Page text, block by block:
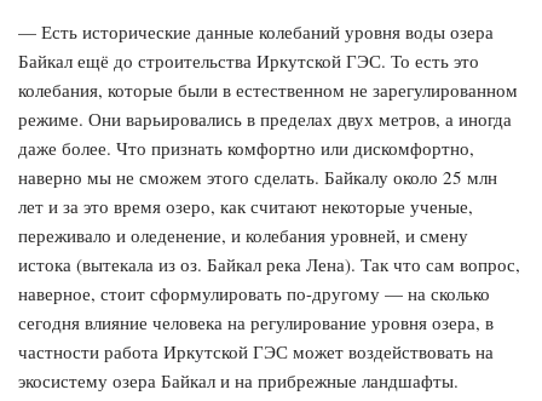
— Есть исторические данные колебаний уровня воды озера
Байкал ещё до строительства Иркутской ГЭС. То есть это
колебания, которые были в естественном не зарегулированном
режиме. Они варьировались в пределах двух метров, а иногда
даже более. Что признать комфортно или дискомфортно,
наверно мы не сможем этого сделать. Байкалу около 25 млн
лет и за это время озеро, как считают некоторые ученые,
переживало и оледенение, и колебания уровней, и смену
истока (вытекала из оз. Байкал река Лена). Так что сам вопрос,
наверное, стоит сформулировать по-другому — на сколько
сегодня влияние человека на регулирование уровня озера, в
частности работа Иркутской ГЭС может воздействовать на
экосистему озера Байкал и на прибрежные ландшафты.